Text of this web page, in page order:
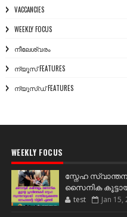
VACCANCIES
WEEKLY FOCUS
നീലേശ്വരം
ന്യൂസ് FEATURES
ന്യൂസ്ഡ് FEATURES
WEEKLY FOCUS
സ്നേഹ
സൈനിക
test Jan 15,